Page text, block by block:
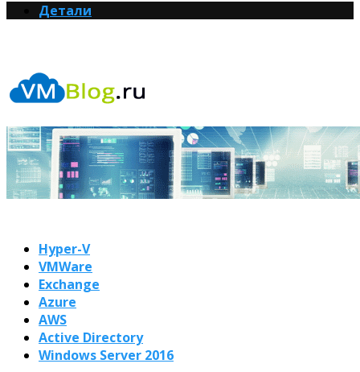
Детали
Hyper-V
VMWare
Exchange
Azure
AWS
Active Directory
Windows Server 2016